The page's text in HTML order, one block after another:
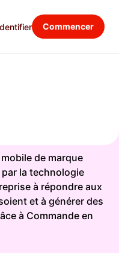
Commencer
more online orders,
START FREE →
de marque
la technologie
à répondre aux
et à générer des
à Commande en